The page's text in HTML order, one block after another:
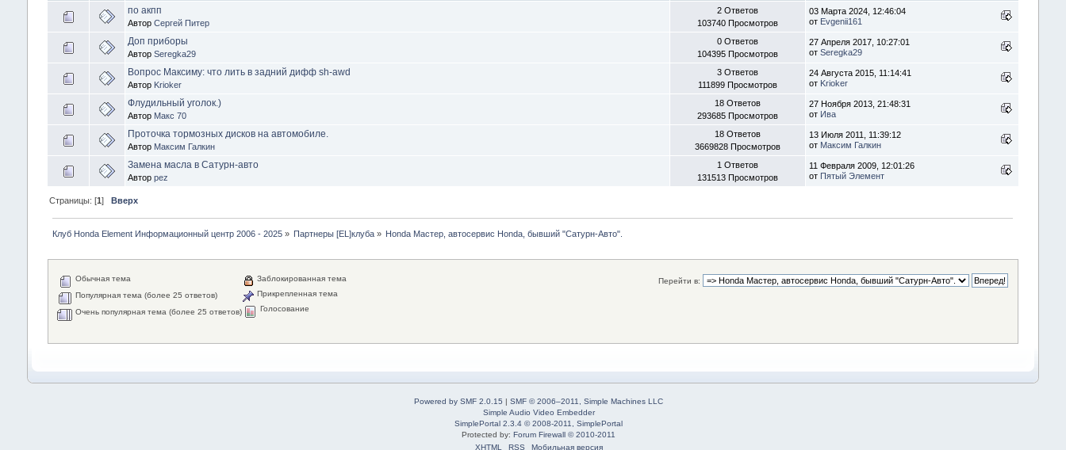
по акпп
Автор Сергей Питер
2 Ответов
103740 Просмотров
03 Марта 2024, 12:46:04
от Evgenii161
Доп приборы
Автор Seregka29
0 Ответов
104395 Просмотров
27 Апреля 2017, 10:27:01
от Seregka29
Вопрос Максиму: что лить в задний дифф sh-awd
Автор Krioker
3 Ответов
111899 Просмотров
24 Августа 2015, 11:14:41
от Krioker
Флудильный уголок.)
Автор Макс 70
18 Ответов
293685 Просмотров
27 Ноября 2013, 21:48:31
от Ива
Проточка тормозных дисков на автомобиле.
Автор Максим Галкин
18 Ответов
3669828 Просмотров
13 Июля 2011, 11:39:12
от Максим Галкин
Замена масла в Сатурн-авто
Автор pez
1 Ответов
131513 Просмотров
11 Февраля 2009, 12:01:26
от Пятый Элемент
Страницы: [1] Вверх
Клуб Honda Element Информационный центр 2006 - 2025» Партнеры [EL]клуба » Honda Мастер, автосервис Honda, бывший "Сатурн-Авто".
Перейти в:
Обычная тема
Популярная тема (более 25 ответов)
Очень популярная тема (более 25 ответов)
Заблокированная тема
Прикрепленная тема
Голосование
Powered by SMF 2.0.15 |SMF © 2006–2011, Simple Machines LLC
Simple Audio Video Embedder
SimplePortal 2.3.4 © 2008-2011, SimplePortal
Protected by:Forum Firewall © 2010-2011
XHTML
RSS Мобильная версия